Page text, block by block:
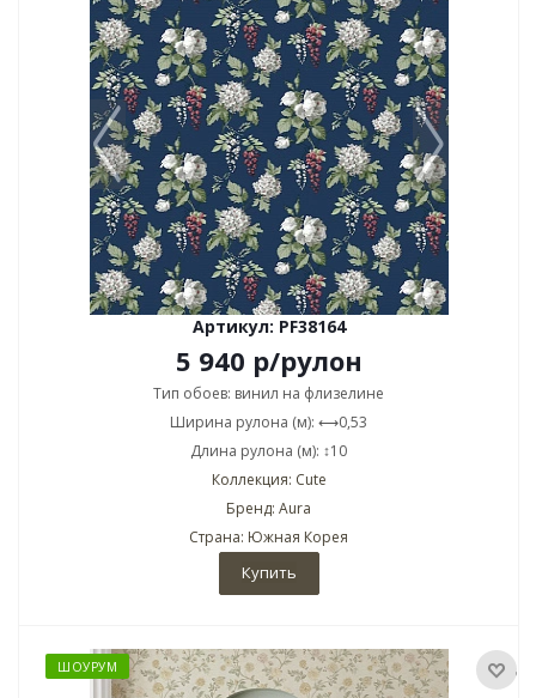
Артикул: PF38164
5 940 р/рулон
Тип обоев: винил на флизелине
Ширина рулона (м): ⟷0,53
Длина рулона (м): ↕10
Коллекция: Cute
Бренд: Aura
Страна: Южная Корея
Купить
ШОУРУМ